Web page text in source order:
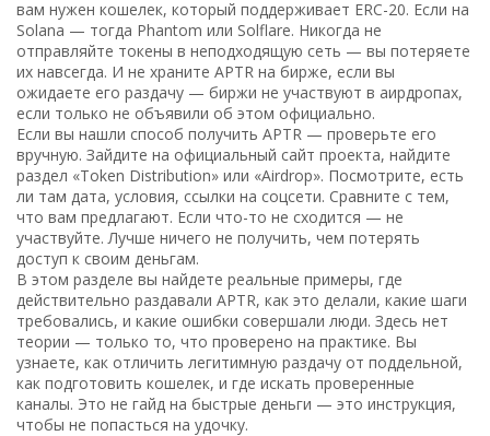
вам нужен кошелек, который поддерживает ERC-20. Если на
Solana — тогда Phantom или Solflare. Никогда не
отправляйте токены в неподходящую сеть — вы потеряете
их навсегда. И не храните APTR на бирже, если вы
ожидаете его раздачу — биржи не участвуют в аирдропах,
если только не объявили об этом официально.
Если вы нашли способ получить APTR — проверьте его
вручную. Зайдите на официальный сайт проекта, найдите
раздел «Token Distribution» или «Airdrop». Посмотрите, есть
ли там дата, условия, ссылки на соцсети. Сравните с тем,
что вам предлагают. Если что-то не сходится — не
участвуйте. Лучше ничего не получить, чем потерять
доступ к своим деньгам.
В этом разделе вы найдете реальные примеры, где
действительно раздавали APTR, как это делали, какие шаги
требовались, и какие ошибки совершали люди. Здесь нет
теории — только то, что проверено на практике. Вы
узнаете, как отличить легитимную раздачу от поддельной,
как подготовить кошелек, и где искать проверенные
каналы. Это не гайд на быстрые деньги — это инструкция,
чтобы не попасться на удочку.